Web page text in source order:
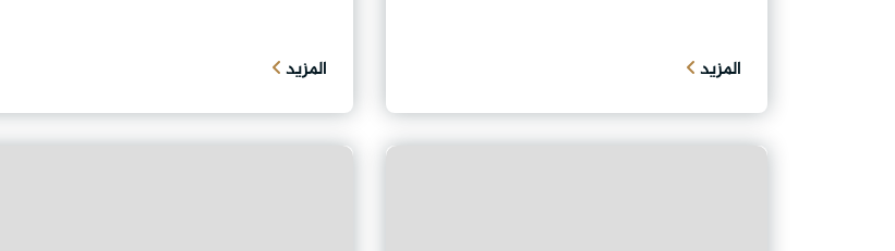
المزيد المزيد